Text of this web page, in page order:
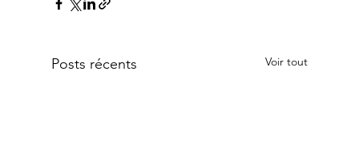
Posts récents Voir tout